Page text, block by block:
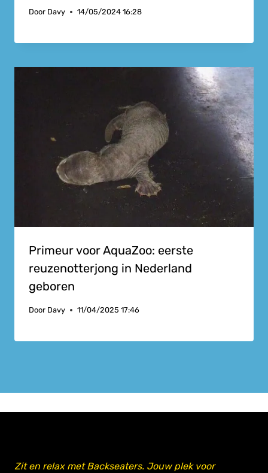
Door Davy 14/05/2024 16:28
Primeur voor AquaZoo: eerste
reuzenotterjong in Nederland
geboren
Door Davy 11/04/2025 17:46
Zit en relax met Backseaters. Jouw plek voor